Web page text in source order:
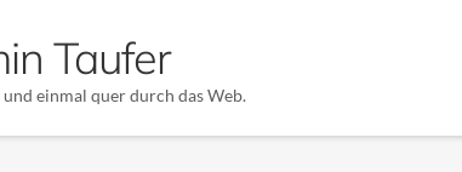
Taufer
einmal quer durch das Web.